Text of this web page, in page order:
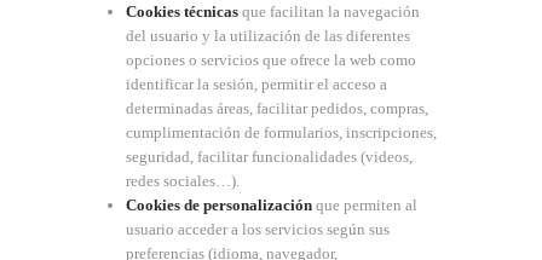
Cookies técnicasque facilitan la navegación
del usuario y la utilización de las diferentes
opciones o servicios que ofrece la web como
identificar la sesión, permitir el acceso a
determinadas áreas, facilitar pedidos, compras,
cumplimentación de formularios, inscripciones,
seguridad, facilitar funcionalidades (videos,
redes sociales…).
Cookies de personalizaciónque permiten al
usuario acceder a los servicios según sus
preferencias (idioma, navegador,